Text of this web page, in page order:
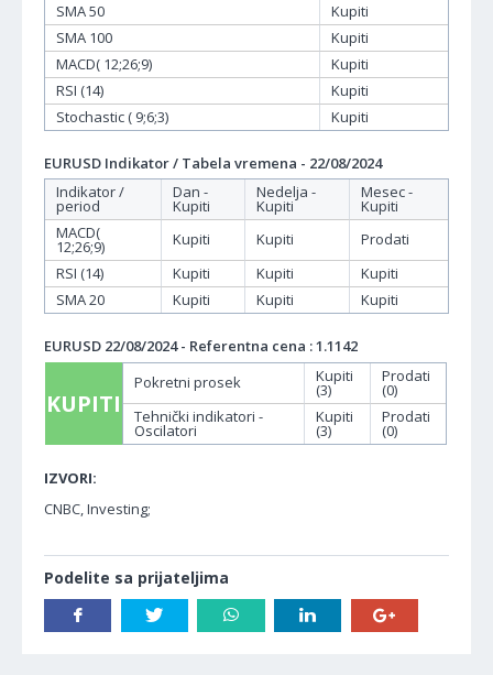
SMA 50
Kupiti
SMA 100
Kupiti
MACD( 12;26;9)
Kupiti
RSI (14)
Kupiti
Stochastic ( 9;6;3)
Kupiti
EURUSD Indikator / Tabela vremena - 22/08/2024
Indikator /
period
Dan -
Kupiti
Nedelja -
Kupiti
Mesec -
Kupiti
MACD(
12;26;9) Kupiti Kupiti
Prodati
RSI (14)
Kupiti Kupiti
Kupiti
SMA 20
Kupiti Kupiti Kupiti
EURUSD 22/08/2024 - Referentna cena : 1.1142
KUPITI
Pokretni prosek Kupiti
(3)
Prodati
(0)
Tehnički indikatori -
Oscilatori
Kupiti
(3)
Prodati
(0)
IZVORI:
CNBC, Investing;
Podelite sa prijateljima